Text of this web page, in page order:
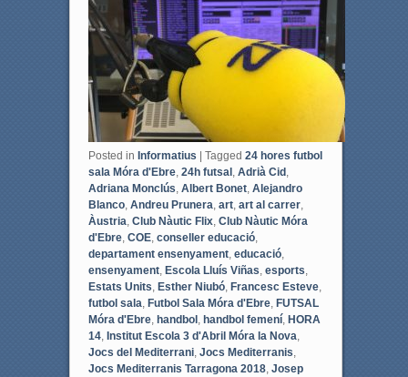
k
Posted in Informatius Tagged 24 hores futbol
sala Móra d'Ebre, 24h futsal , Adrià Cid ,
Adriana Monclús, Albert Bonet, Alejandro
Blanco, Andreu Prunera, art, art al carrer,
Àustria, Club Nàutic Flix, Club Nàutic Móra
d'Ebre, COE, conseller educació,
departament ensenyament, educació,
ensenyament, Escola Lluís Viñas, esports,
Estats Units, Esther Niubó, Francesc Esteve,
futbol sala, Futbol Sala Móra d'Ebre, FUTSAL
Móra d'Ebre, handbol , handbol femení, HORA
14, Institut Escola 3 d'Abril Móra la Nova,
Jocs del Mediterrani, Jocs Mediterranis,
Jocs Mediterranis Tarragona 2018, Josep